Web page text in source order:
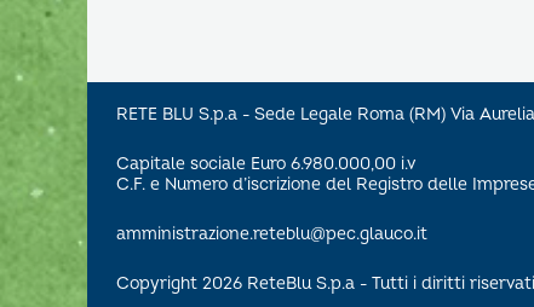
RETE BLU S.p.a - Sede Legale Roma (RM) Via
Capitale sociale Euro 6.980.000,00 i.v
C.F. e Numero d’iscrizione del Registro delle
amministrazione.reteblu@pec.glauco.it
Copyright 2026 ReteBlu S.p.a - Tutti i diritti